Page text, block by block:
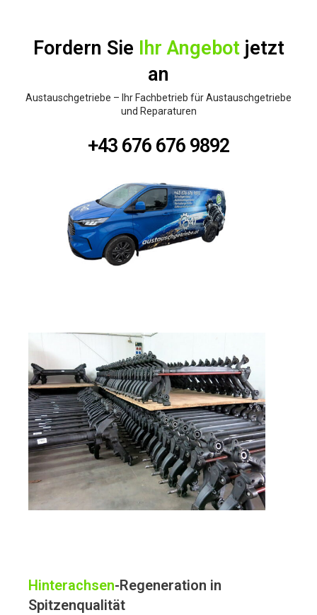
Fordern Sie Ihr Angebotjetzt
an
Austauschgetriebe – Ihr Fachbetrieb für Austauschgetriebe
und Reparaturen
+43 676 676 9892
Hinterachsen-Regeneration in
Spitzenqualität